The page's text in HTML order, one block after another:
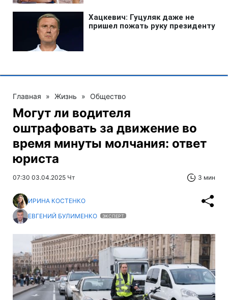
Главная » Жизнь » Общество
Могут ли водителя
оштрафовать за движение во
время минуты молчания: ответ
юриста
07:30 03.04.2025 Чт 3 мин
ИРИНА КОСТЕНКО
ЕВГЕНИЙ БУЛИМЕНКО
ЭКСПЕРТ